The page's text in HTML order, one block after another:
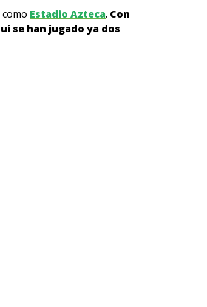
Estadio Azteca. Con
se han jugado ya dos